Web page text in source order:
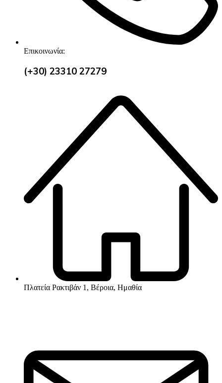
Επικοινωνία:
(+30) 23310 27279
Πλατεία Ρακτιβάν 1, Βέροια, Ημαθία